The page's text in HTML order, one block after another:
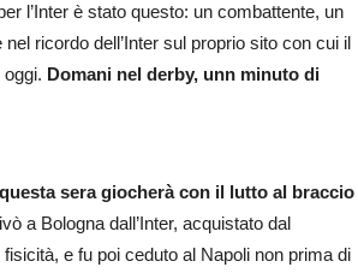
l’Inter è stato questo: un combattente, un
ricordo dell’Inter sul proprio sito con cui il
Domani nel derby, unn minuto di
sera giocherà con il lutto al braccio
a Bologna dall’Inter, acquistato dal
e fu poi ceduto al Napoli non prima di